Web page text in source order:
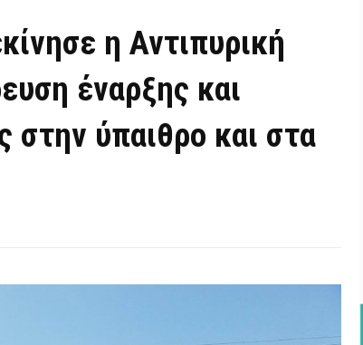
η Αντιπυρική
έναρξης και
στην ύπαιθρο και στα